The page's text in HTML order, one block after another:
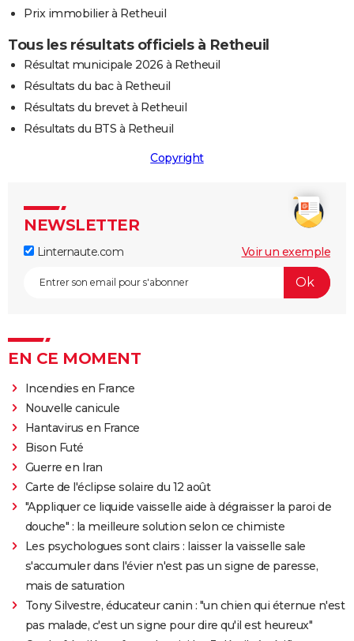
Prix immobilier à Retheuil
Tous les résultats officiels à Retheuil
Résultat municipale 2026 à Retheuil
Résultats du bac à Retheuil
Résultats du brevet à Retheuil
Résultats du BTS à Retheuil
Copyright
NEWSLETTER
Linternaute.com Voir un exemple
EN CE MOMENT
Incendies en France
Nouvelle canicule
Hantavirus en France
Bison Futé
Guerre en Iran
Carte de l'éclipse solaire du 12 août
"Appliquer ce liquide vaisselle aide à dégraisser la paroi de
douche" : la meilleure solution selon ce chimiste
Les psychologues sont clairs : laisser la vaisselle sale
s'accumuler dans l'évier n'est pas un signe de paresse,
mais de saturation
Tony Silvestre, éducateur canin : "un chien qui éternue n'est
pas malade, c'est un signe pour dire qu'il est heureux"